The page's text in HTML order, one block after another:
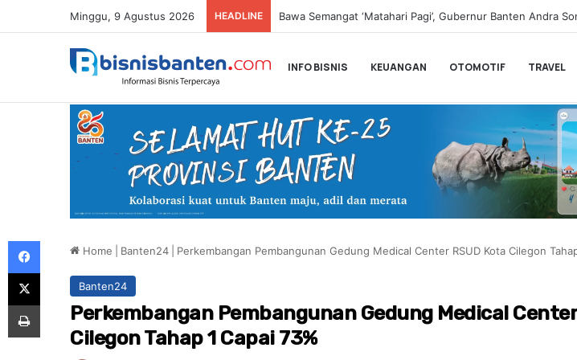
Minggu, 9 Agustus 2026 HEADLINE
INFO BISNIS KEUANGAN OTOMOTIF TRAVEL
Home Banten24 Perkembangan Pembangunan Gedung Medical Center RSUD Kota Cilegon
Banten24
Perkembangan Pembangunan Gedung Medical
Cilegon Tahap 1 Capai 73%